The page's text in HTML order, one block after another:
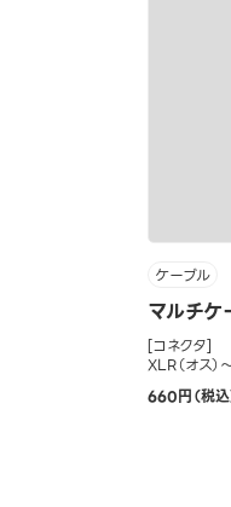
ケーブル
マルチケ
[コネクタ]
XLR（オス）
660円（税込